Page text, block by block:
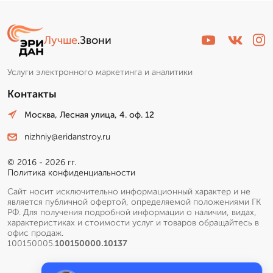
Лучше.Звони
Услуги электронного маркетинга и аналитики
Контакты
Москва, Лесная улица, 4. оф. 12
nizhniy@eridanstroy.ru
© 2016 - 2026 гг.
Политика конфиденциальности
Сайт носит исключительно информационный характер и не
является публичной офертой, определяемой положениями ГК
РФ. Для получения подробной информации о наличии, видах,
характеристиках и стоимости услуг и товаров обращайтесь в
офис продаж.
100150005.100150000.10137